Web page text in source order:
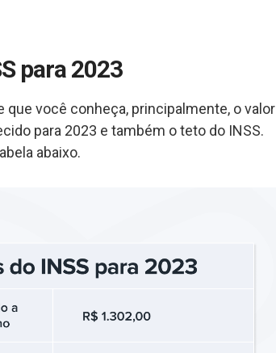
para 2023
que você conheça, principalmente, o valor
para 2023 e também o teto do INSS.
abaixo.